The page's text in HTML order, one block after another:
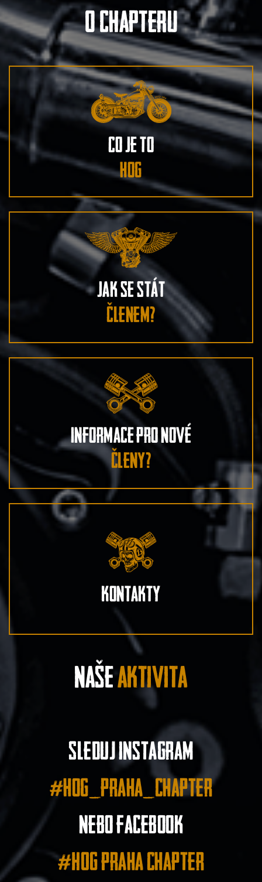
O chapteru
Co je to
hog
Jak se stát
členem?
Informace pro nové
členy?
Kontakty
Našeaktivita
Sleduj instagram
#hog_praha_chapter
nebo facebook
#HOG Praha Chapter